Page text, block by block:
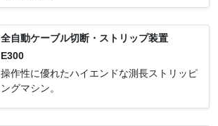
全自動ケーブル切断・ストリップ装置
E300
操作性に優れたハイエンドな測長ストリッピ
ングマシン。